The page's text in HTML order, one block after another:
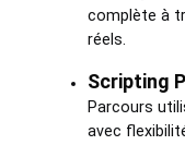
complète à
réels.
Scripting
Parcours
avec